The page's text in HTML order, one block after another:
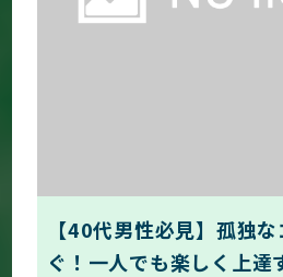
【40代男性必見】孤独
ぐ！一人でも楽しく上達